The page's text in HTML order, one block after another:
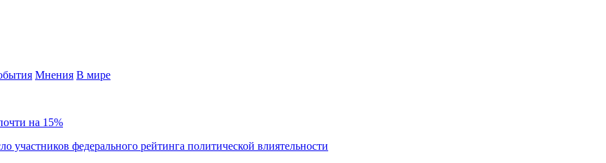
Мнения В мире
на 15%
федерального рейтинга политической влиятельности